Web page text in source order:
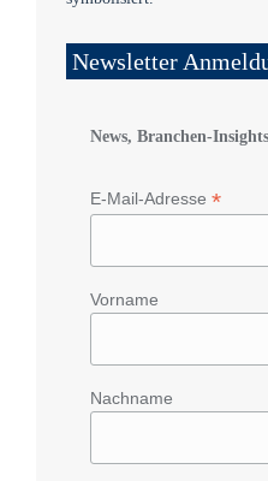
Newsletter
News, Branchen-
E-Mail-Adresse *
Vorname
Nachname